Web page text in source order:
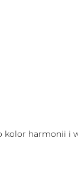
kolor harmonii